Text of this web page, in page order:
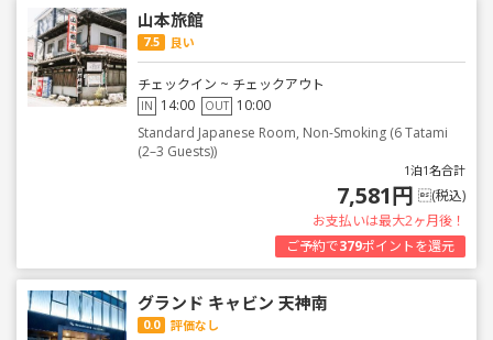
山本旅館
7.5 良い
チェックイン ~ チェックアウト
IN 14:00 OUT 10:00
Standard Japanese Room, Non-Smoking (6 Tatami
(2–3 Guests))
1泊1名合計
7,581円 (税込)
お支払いは最大2ヶ月後！
ご予約で379ポイントを還元
グランド キャビン 天神南
0.0 評価なし